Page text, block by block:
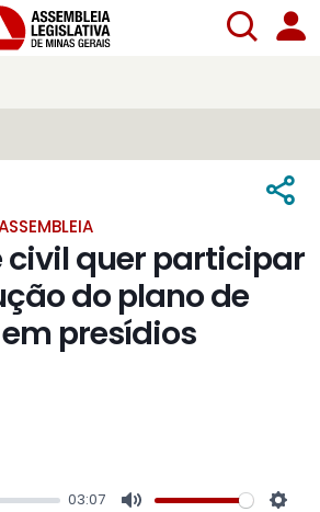
civil quer participar
do plano de
presídios
03:07